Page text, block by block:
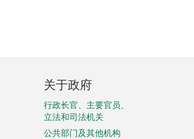
页
脚
菜
单
关于政府
行政长官、主要官员、
立法和司法机关
公共部门及其他机构